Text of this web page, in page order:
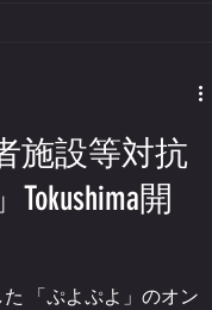
施設等対抗
開
「ぷよぷよ」のオン